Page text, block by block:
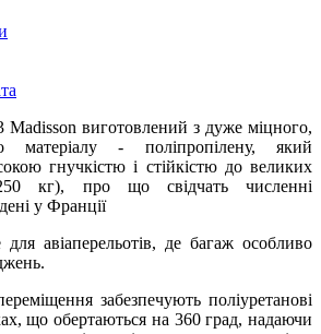
Madisson виготовлений з дуже міцного,
матеріалу - поліпропілену, який
гнучкістю і стійкістю до великих
кг), про що свідчать численні
у Франції
для авіаперельотів, де багаж особливо
забезпечують поліуретанові
що обертаються на 360 град, надаючи